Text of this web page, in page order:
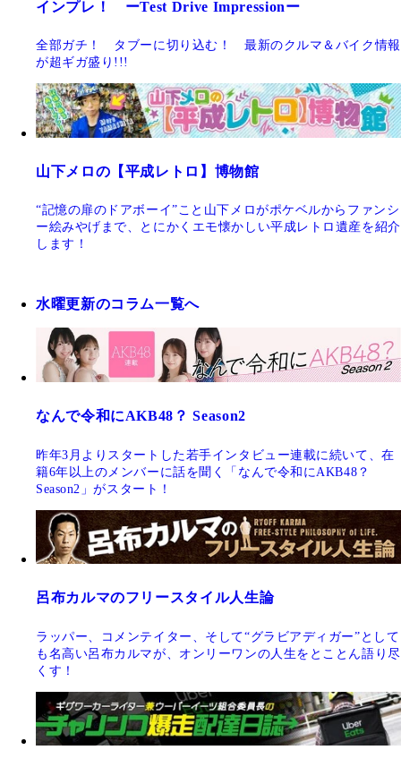
インプレ！ ーTest Drive Impressionー
全部ガチ！ タブーに切り込む！ 最新のクルマ＆バイク情報
が超ギガ盛り!!!
山下メロの【平成レトロ】博物館
“記憶の扉のドアボーイ”こと山下メロがポケベルからファンシ
ー絵みやげまで、とにかくエモ懐かしい平成レトロ遺産を紹介
します！
水曜更新のコラム一覧へ
なんで令和にAKB48？ Season2
昨年3月よりスタートした若手インタビュー連載に続いて、在
籍6年以上のメンバーに話を聞く「なんで令和にAKB48？
Season2」がスタート！
呂布カルマのフリースタイル人生論
ラッパー、コメンテイター、そして“グラビアディガー”として
も名高い呂布カルマが、オンリーワンの人生をとことん語り尽
くす！